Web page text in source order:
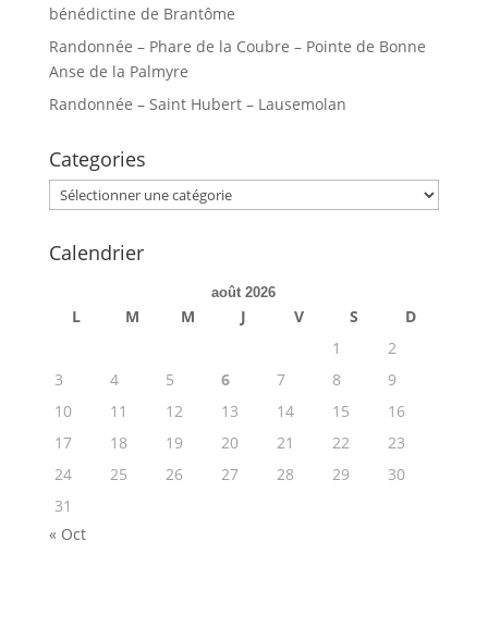
bénédictine de Brantôme
Randonnée – Phare de la Coubre – Pointe de Bonne
Anse de la Palmyre
Randonnée – Saint Hubert – Lausemolan
Categories
Categories
Calendrier
août 2026
L M M J V S
D
1
2
3
4 5 6 7 8
9
10
11 12 13 14 15
16
17
18 19 20 21 22
23
24
25 26 27 28 29
30
31
« Oct